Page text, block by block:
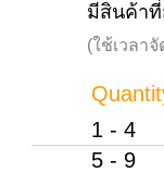
มีสินค้า
(ใช้เวลา
1 - 4
5 - 9